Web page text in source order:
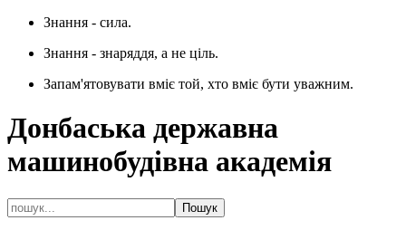
Знання - сила.
Знання - знаряддя, а не ціль.
Запам'ятовувати вміє той, хто вміє бути уважним.
Донбаська державна
машинобудівна академія